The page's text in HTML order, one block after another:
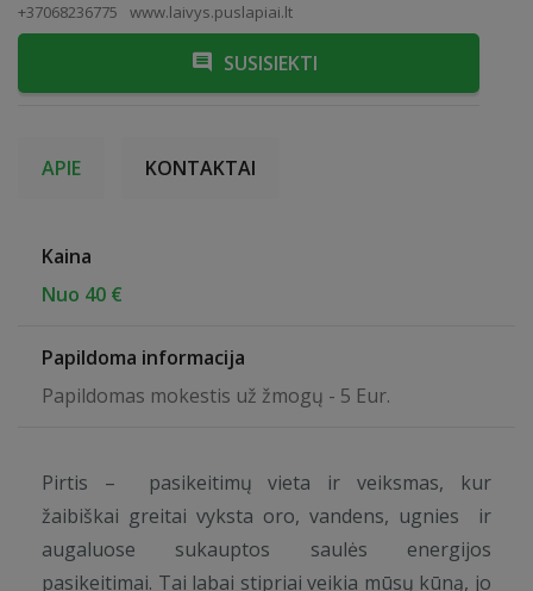
+37068236775
www.laivys.puslapiai.lt
SUSISIEKTI
APIE KONTAKTAI
Kaina
Nuo 40 €
Papildoma informacija
Papildomas mokestis už žmogų - 5 Eur.
Pirtis – pasikeitimų vieta ir veiksmas, kur
žaibiškai greitai vyksta oro, vandens, ugnies ir
augaluose sukauptos saulės energijos
pasikeitimai. Tai labai stipriai veikia mūsų kūną, jo